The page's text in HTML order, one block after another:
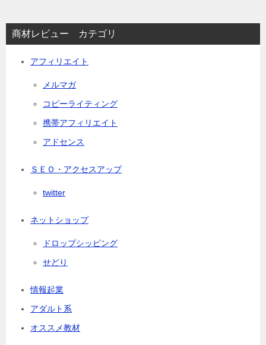
商材レビュー カテゴリ
アフィリエイト
メルマガ
コピーライティング
携帯アフィリエイト
アドセンス
ＳＥＯ・アクセスアップ
twitter
ネットショップ
ドロップシッピング
せどり
情報起業
アダルト系
オススメ教材